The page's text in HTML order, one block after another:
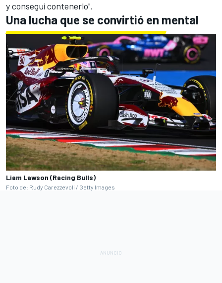
y conseguí contenerlo".
Una lucha que se convirtió en mental
Liam Lawson (Racing Bulls)
Foto de: Rudy Carezzevoli / Getty Images